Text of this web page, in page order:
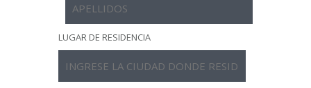
LUGAR DE RESIDENCIA